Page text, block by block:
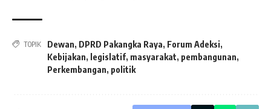
TOPIK Dewan, DPRD Pakangka Raya, Forum Adeksi,
Kebijakan, legislatif, masyarakat, pembangunan,
Perkembangan, politik